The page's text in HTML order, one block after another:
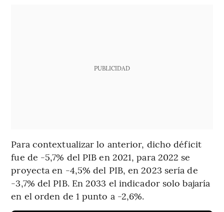
PUBLICIDAD
Para contextualizar lo anterior, dicho déficit
fue de -5,7% del PIB en 2021, para 2022 se
proyecta en -4,5% del PIB, en 2023 sería de
-3,7% del PIB. En 2033 el indicador solo bajaría
en el orden de 1 punto a -2,6%.